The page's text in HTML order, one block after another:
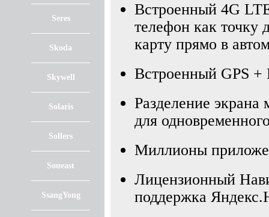
Seres
Skoda
Skywell
Solaris
Sollers
Soueast
SsangYong
Встроенный 4G
телефон как точку
карту прямо в
Встроенный GPS
Разделение
для
Миллионы
Лицензионный
поддержка